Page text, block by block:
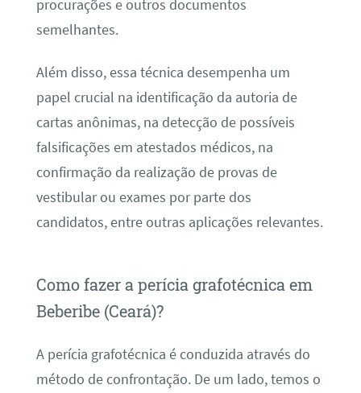
procurações e outros documentos
semelhantes.
Além disso, essa técnica desempenha um
papel crucial na identificação da autoria de
cartas anônimas, na detecção de possíveis
falsificações em atestados médicos, na
confirmação da realização de provas de
vestibular ou exames por parte dos
candidatos, entre outras aplicações relevantes.
Como fazer a perícia grafotécnica em
Beberibe (Ceará)?
A perícia grafotécnica é conduzida através do
método de confrontação. De um lado, temos o